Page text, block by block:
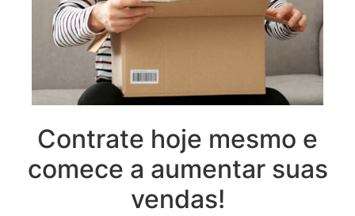
Contrate hoje mesmo e
comece a aumentar suas
vendas!